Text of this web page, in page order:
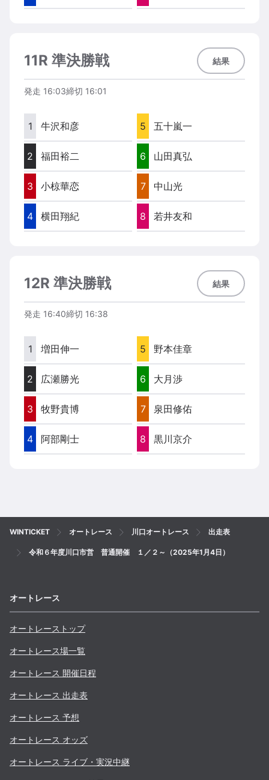
11R 準決勝戦 結果
発走 16:03締切 16:01
1 牛沢和彦
2 福田裕二
3 小椋華恋
4 横田翔紀
5 五十嵐一
6 山田真弘
7 中山光
8 若井友和
12R 準決勝戦 結果
発走 16:40締切 16:38
1 増田伸一
2 広瀬勝光
3 牧野貴博
4 阿部剛士
5 野本佳章
6 大月渉
7 泉田修佑
8 黒川京介
WINTICKET オートレース 川口オートレース 出走表
令和６年度川口市営 普通開催 １／２～（2025年1月4日）
オートレース
オートレーストップ
オートレース場一覧
オートレース 開催日程
オートレース 出走表
オートレース 予想
オートレース オッズ
オートレース ライブ・実況中継